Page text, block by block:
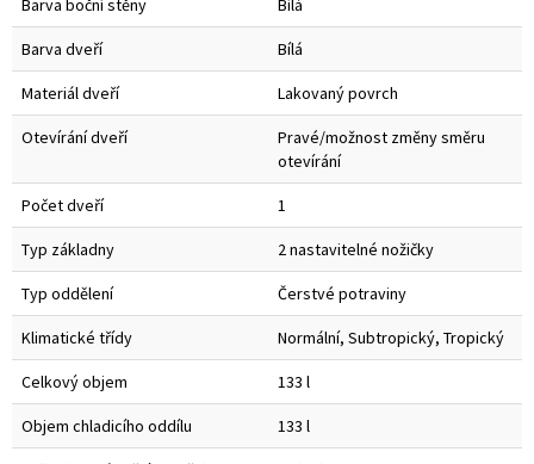
Barva boční stěny Bílá
Barva dveří Bílá
Materiál dveří Lakovaný povrch
Otevírání dveří
Pravé/možnost změny směru
otevírání
Počet dveří 1
Typ základny 2 nastavitelné nožičky
Typ oddělení Čerstvé potraviny
Klimatické třídy Normální, Subtropický, Tropický
Celkový objem 133 l
Objem chladicího oddílu 133 l